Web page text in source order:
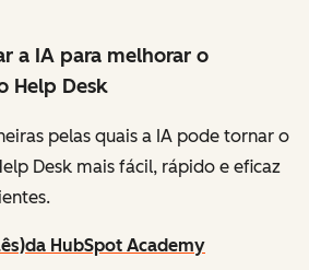
a IA para melhorar o
Help Desk
pelas quais a IA pode tornar o
Desk mais fácil, rápido e eficaz
da HubSpot Academy